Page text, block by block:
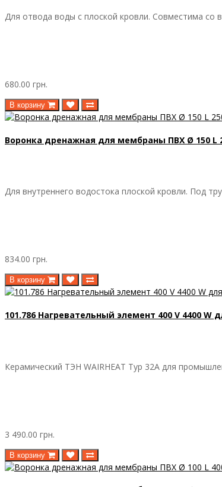
Для отвода воды с плоской кровли. Совместима
680.00 грн.
В корзину
Воронка дренажная для мембраны ПВХ Ø 150 L
Для внутреннего водостока плоской кровли. Под
834.00 грн.
В корзину
101.786 Нагревательный элемент 400 V 4400 W
Керамический ТЭН WAIRHEAT Typ 32A для
3 490.00 грн.
В корзину